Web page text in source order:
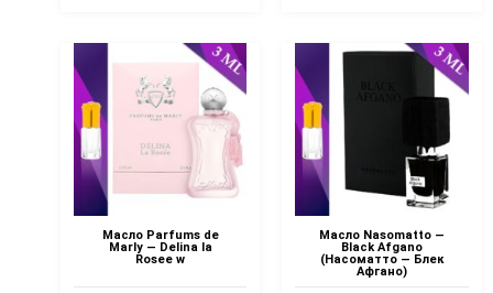
Масло Parfums de
Marly — Delina la
Rosee w
Масло Nasomatto —
Black Afgano
(Насоматто — Блек
Афгано)